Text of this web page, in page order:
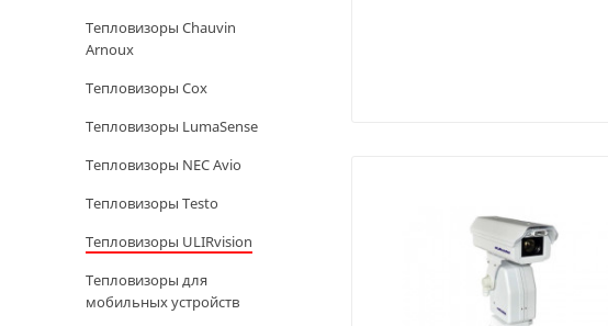
Тепловизоры Chauvin
Arnoux
Тепловизоры Cox
Тепловизоры LumaSense
Тепловизоры NEC Avio
Тепловизоры Testo
Тепловизоры ULIRvision
Тепловизоры для
мобильных устройств